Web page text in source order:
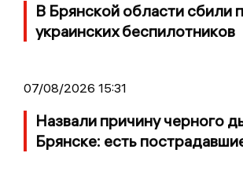
В Брянской области сбили
украинских беспилотников
07/08/2026 15:31
Назвали причину черного
Брянске: есть